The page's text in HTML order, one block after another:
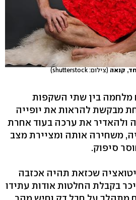
קנאה (צילום: shutterstock)
מלחמה בין שתי השקפות
מבקשת להראות את יופייה
ולהאדיר את ערכה בעוד אחרת
משחירה אותה ומציירת מצב
סיפוק.
שכזאת תהיה אכזבה
בקבלת החלטות אודות עתידו